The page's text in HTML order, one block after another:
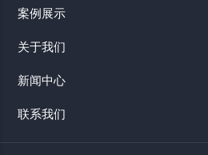
案例展示
关于我们
新闻中心
联系我们